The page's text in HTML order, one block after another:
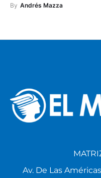
By Andrés Mazza
Av. De Las